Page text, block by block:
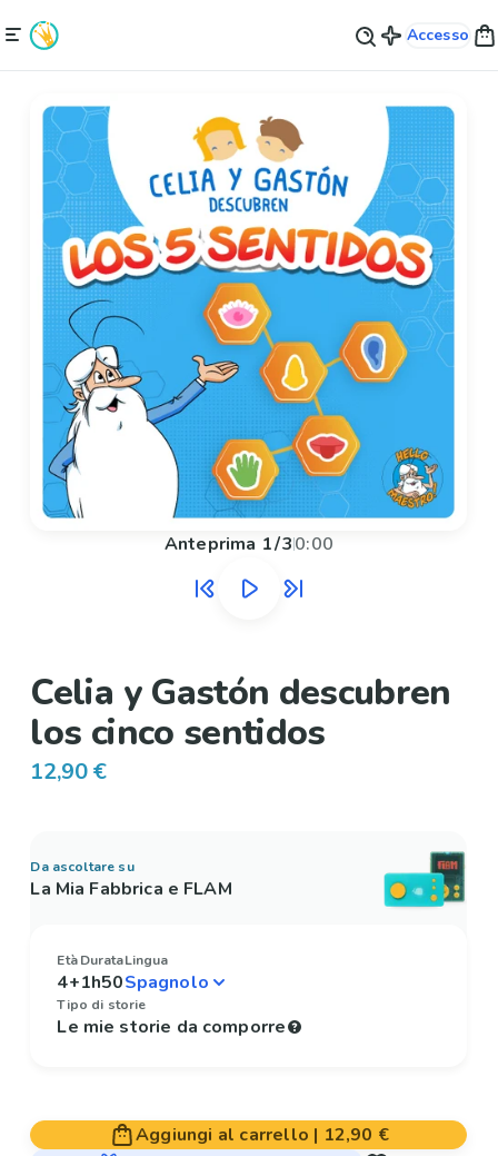
Accesso
Anteprima 1/30:00
Celia y Gastón descubren
los cinco sentidos
12,90 €
Da ascoltare su
La Mia Fabbrica e FLAM
Età
4+
Durata
1h50
Lingua
Tipo di storie
Le mie storie da comporre
Aggiungi al carrello | 12,90 €